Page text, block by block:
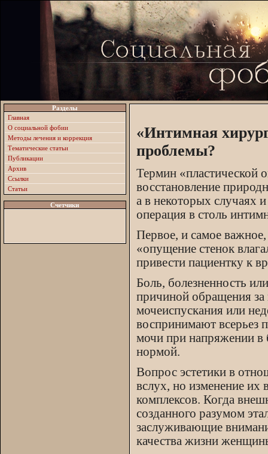
Разделы
Главная
О социальной фобии
Методы лечения и коррекция
Тематические статьи
Публикации
Архив
Ссылки
Статьи
Счетчики
«Интимная
проблемы?
Термин «пластической
восстановление
а в некоторых случаях
операция в столь
Первое, и самое
«опущение стенок
привести пациентку к
Боль, болезненность
причиной обращения
мочеиспускания или
воспринимают всерьез
мочи при напряжении в
нормой.
Вопрос эстетики в
вслух, но изменение их
комплексов. Когда
созданного разумом
заслуживающие
качества жизни